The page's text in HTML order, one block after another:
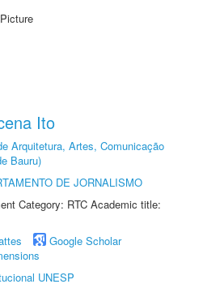
Ito
Arquitetura, Artes, Comunicação
Bauru)
DE JORNALISMO
Category: RTC Academic title:
Google Scholar
UNESP